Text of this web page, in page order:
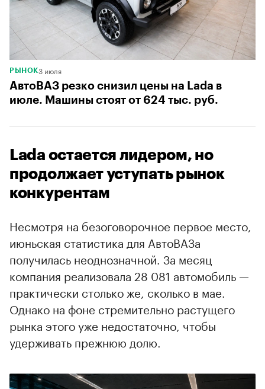
РЫНОК3 июля
АвтоВАЗ резко снизил цены на Lada в
июле. Машины стоят от 624 тыс. руб.
Lada остается лидером, но
продолжает уступать рынок
конкурентам
Несмотря на безоговорочное первое место,
июньская статистика для АвтоВАЗа
получилась неоднозначной. За месяц
компания реализовала 28 081 автомобиль —
практически столько же, сколько в мае.
Однако на фоне стремительно растущего
рынка этого уже недостаточно, чтобы
удерживать прежнюю долю.